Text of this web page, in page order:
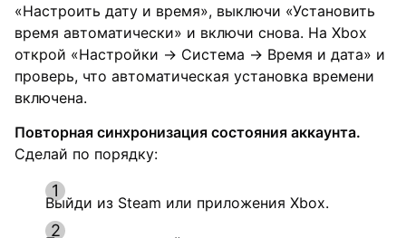
«Настроить дату и время», выключи «Установить
время автоматически» и включи снова. На Xbox
открой «Настройки → Система → Время и дата» и
проверь, что автоматическая установка времени
включена.
Повторная синхронизация состояния аккаунта.
Сделай по порядку:
Выйди из Steam или приложения Xbox.